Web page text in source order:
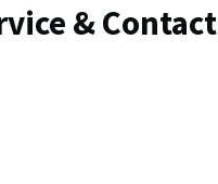
& Contact